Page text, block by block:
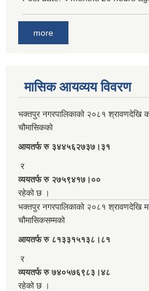
more
मासिक आयव्यय विवरण
भक्तपुर नगरपालिकाको २०८१ श्रावणदेखि
चौमासिकको
आयतर्फ रु‌ ३४४५६२७३७।३१
र
व्ययतर्फ रु २७५९४१७।००
रहेको छ ।
भक्तपुर नगरपालिकाको २०८१ श्रावणदेखि
चौमासिकसम्मको
आयतर्फ रु‌ ८१३३१५१३८।८१
र
व्ययतर्फ रु ७४०५७६९८३।४८
रहेको छ ।